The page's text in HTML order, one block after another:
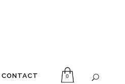
CONTACT 0